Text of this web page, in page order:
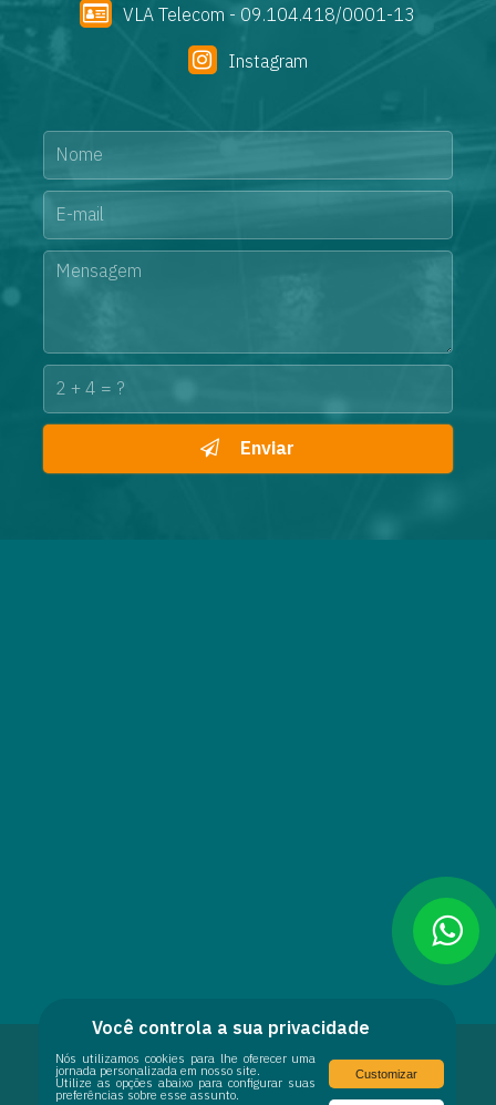
VLA Telecom - 09.104.418/0001-13
Instagram
Enviar
Você controla a sua privacidade
Nós utilizamos cookies para lhe oferecer uma
jornada personalizada em nosso site.
Utilize as opções abaixo para configurar suas
preferências sobre esse assunto.
Customizar